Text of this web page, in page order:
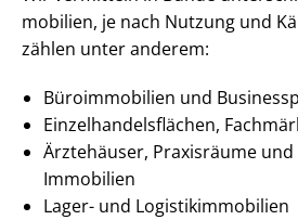
mo­bi­li­en, je nach Nutzung und
zählen unter anderem:
Büroimmobilien und
Ein­zel­han­dels­flä­chen,
Ärztehäuser, Praxisräume und
Immobilien
Lager- und Lo­gis­tik­im­mo­bi­li­en